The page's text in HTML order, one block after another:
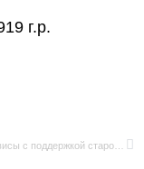
г.р.
Онлайн‑сервисы с поддержкой старославянской/дореформенной орфографии